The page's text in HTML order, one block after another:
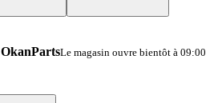
OkanPartsLe magasin ouvre bientôt à 09:00